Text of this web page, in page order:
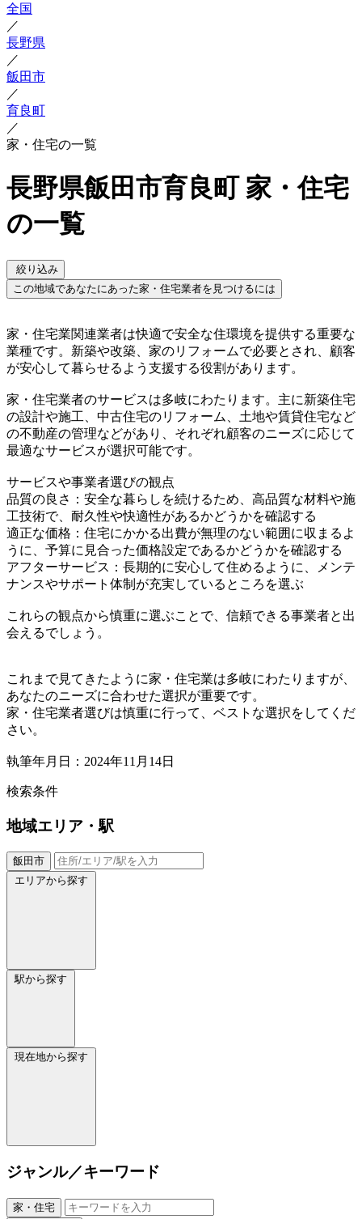
全国
／
長野県
／
飯田市
／
育良町
／
家・住宅の一覧
長野県飯田市育良町 家・住宅
の一覧
絞り込み
この地域であなたにあった家・住宅業者を見つけるには
家・住宅業関連業者は快適で安全な住環境を提供する重要な
業種です。新築や改築、家のリフォームで必要とされ、顧客
が安心して暮らせるよう支援する役割があります。
家・住宅業者のサービスは多岐にわたります。主に新築住宅
の設計や施工、中古住宅のリフォーム、土地や賃貸住宅など
の不動産の管理などがあり、それぞれ顧客のニーズに応じて
最適なサービスが選択可能です。
サービスや事業者選びの観点
品質の良さ：安全な暮らしを続けるため、高品質な材料や施
工技術で、耐久性や快適性があるかどうかを確認する
適正な価格：住宅にかかる出費が無理のない範囲に収まるよ
うに、予算に見合った価格設定であるかどうかを確認する
アフターサービス：長期的に安心して住めるように、メンテ
ナンスやサポート体制が充実しているところを選ぶ
これらの観点から慎重に選ぶことで、信頼できる事業者と出
会えるでしょう。
これまで見てきたように家・住宅業は多岐にわたりますが、
あなたのニーズに合わせた選択が重要です。
家・住宅業者選びは慎重に行って、ベストな選択をしてくだ
さい。
執筆年月日：2024年11月14日
検索条件
地域エリア・駅
飯田市
エリアから探す
駅から探す
現在地から探す
ジャンル／キーワード
家・住宅